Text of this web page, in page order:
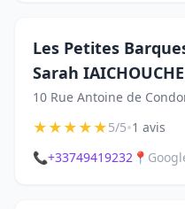
Les Petites
Sarah
10 Rue Antoine de
★★★★★5/5•1 avis
📞+33749419232 📍